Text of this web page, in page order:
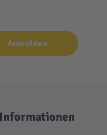
Anmelden
Informationen